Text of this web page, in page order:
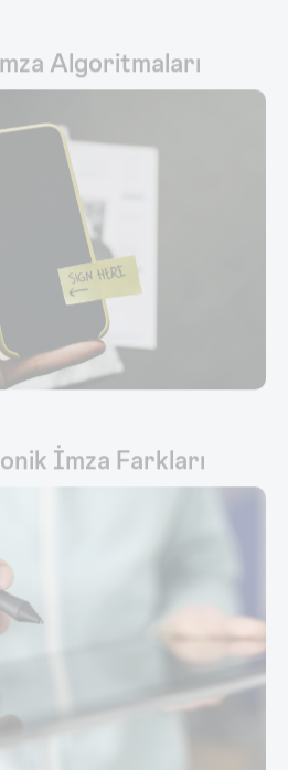
Algoritmaları
İmza Farkları